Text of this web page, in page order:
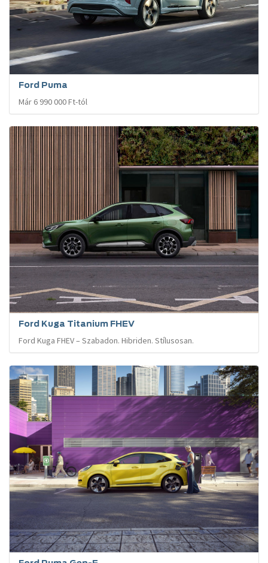
Ford Puma
Már 6 990 000 Ft-tól
Ford Kuga Titanium FHEV
Ford Kuga FHEV – Szabadon. Hibriden. Stílusosan.